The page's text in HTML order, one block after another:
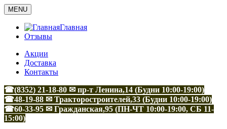
MENU
Главная
Отзывы
Акции
Доставка
Контакты
☎(8352) 21-18-80 ✉ пр-т Ленина,14 (Будни 10:00-19:00)
☎48-19-88 ✉ Тракторостроителей,33 (Будни 10:00-19:00)
☎60-33-95 ✉ Гражданская,95 (ПН-ЧТ 10:00-19:00, СБ 11-
15:00)